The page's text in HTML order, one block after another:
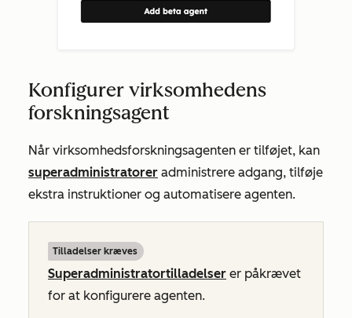
Konfigurer virksomhedens
forskningsagent
Når virksomhedsforskningsagenten er tilføjet, kan
superadministratorer administrere adgang, tilføje
ekstra instruktioner og automatisere agenten.
Tilladelser kræves
Superadministratortilladelser er påkrævet
for at konfigurere agenten.